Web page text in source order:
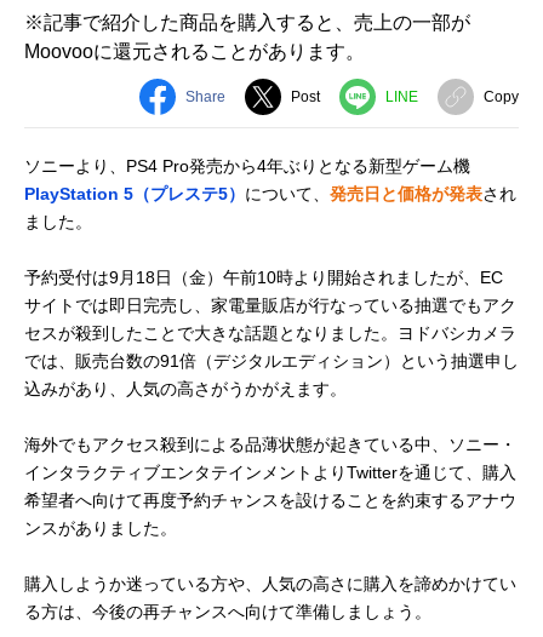
※記事で紹介した商品を購入すると、売上の一部が
Moovooに還元されることがあります。
Share Post LINE Copy
ソニーより、PS4 Pro発売から4年ぶりとなる新型ゲーム機
PlayStation 5（プレステ5） について、 発売日と価格が発表され
ました。
予約受付は9月18日（金）午前10時より開始されましたが、EC
サイトでは即日完売し、家電量販店が行なっている抽選でもアク
セスが殺到したことで大きな話題となりました。ヨドバシカメラ
では、販売台数の91倍（デジタルエディション）という抽選申し
込みがあり、人気の高さがうかがえます。
海外でもアクセス殺到による品薄状態が起きている中、ソニー・
インタラクティブエンタテインメントよりTwitterを通じて、購入
希望者へ向けて再度予約チャンスを設けることを約束するアナウ
ンスがありました。
購入しようか迷っている方や、人気の高さに購入を諦めかけてい
る方は、今後の再チャンスへ向けて準備しましょう。